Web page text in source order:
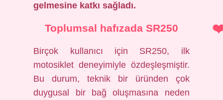
gelmesine katkı sağladı.
Toplumsal hafızada SR250
Birçok kullanıcı için SR250, ilk
motosiklet deneyimiyle özdeşleşmiştir.
Bu durum, teknik bir üründen çok
duygusal bir bağ oluşmasına neden